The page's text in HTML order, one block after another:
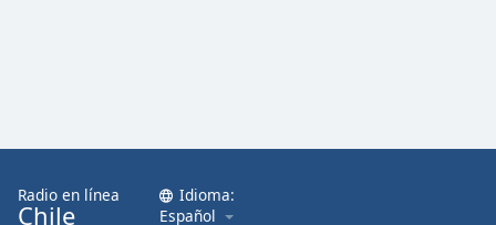
Radio en línea
Chile
Idioma:
Español